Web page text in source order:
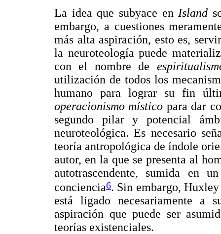
La idea que subyace en Island
embargo, a cuestiones
más alta aspiración, esto es,
la neuroteología puede
con el nombre de
utilización de todos los
humano para lograr su fin
operacionismo místico para dar
segundo pilar y potencial
neuroteológica. Es necesario
teoría antropológica de índole
autor, en la que se presenta al
autotrascendente, sumida en
conciencia6. Sin embargo,
está ligado necesariamente a
aspiración que puede ser
teorías existenciales.